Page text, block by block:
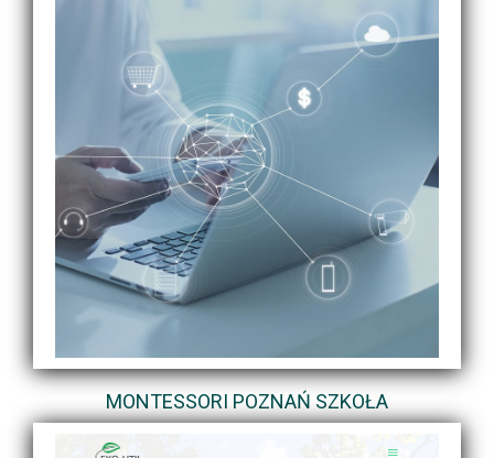
MONTESSORI POZNAŃ SZKOŁA